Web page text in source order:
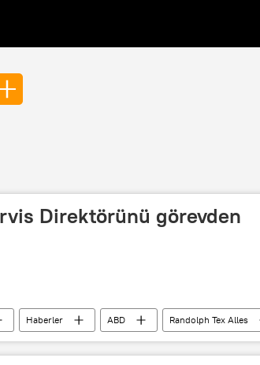
Direktörünü görevden
Haberler ABD
Randolph Tex Alles